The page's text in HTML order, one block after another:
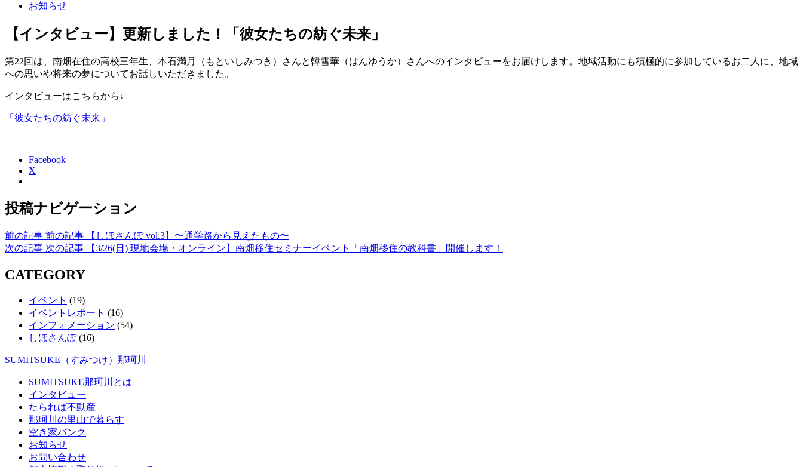
お知らせ
【インタビュー】更新しました！「彼女たちの紡ぐ未来」
第22回は、南畑在住の高校三年生、本石満月（もといしみつき）さんと韓雪華（はんゆうか）さんへのインタビューをお届けします。地域活動にも積極的に参加しているお二人に、地域
への思いや将来の夢についてお話しいただきました。
インタビューはこちらから↓
「彼女たちの紡ぐ未来」
Facebook
X
投稿ナビゲーション
前の記事 前の記事
【しほさんぽ vol.3】〜通学路から見えたもの〜
次の記事 次の記事 【3/26(日) 現地会場・オンライン】南畑移住セミナーイベント「南畑移住の教科書」開催します！
CATEGORY
イベント (19)
イベントレポート (16)
インフォメーション (54)
しほさんぽ(16)
SUMITSUKE（すみつけ）那珂川
SUMITSUKE那珂川とは
インタビュー
たられば不動産
那珂川の里山で暮らす
空き家バンク
お知らせ
お問い合わせ